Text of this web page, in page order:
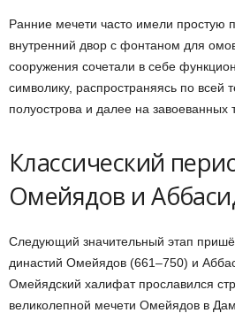
Ранние мечети часто имели простую
внутренний двор с фонтаном для
сооружения сочетали в себе
символику, распространяясь по всей
полуострова и далее на завоеванных
Классический
Омейядов и
Следующий значительный этап
династий Омейядов (661–750) и
Омейядский халифат прославился
великолепной мечети Омейядов в